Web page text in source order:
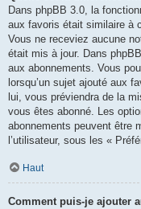
Dans phpBB 3.0, la
aux favoris était similaire à
Vous ne receviez aucune
était mis à jour. Dans
aux abonnements. Vous
lorsqu’un sujet ajouté aux
lui, vous préviendra de la
vous êtes abonné. Les
abonnements peuvent être
l’utilisateur, sous les «
Haut
Comment puis-je ajouter